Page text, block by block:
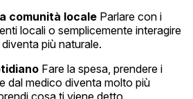
comunità locale Parlare con i
locali o semplicemente interagire
più naturale.
Fare la spesa, prendere i
dal medico diventa molto più